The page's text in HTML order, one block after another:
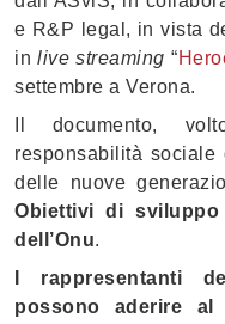
e R&P legal, in vista
inlive streaming “
settembre a Verona.
Il documento,
responsabilità
delle nuove
Obiettivi di sviluppo
dell’Onu.
I rappresentanti
possono aderire al